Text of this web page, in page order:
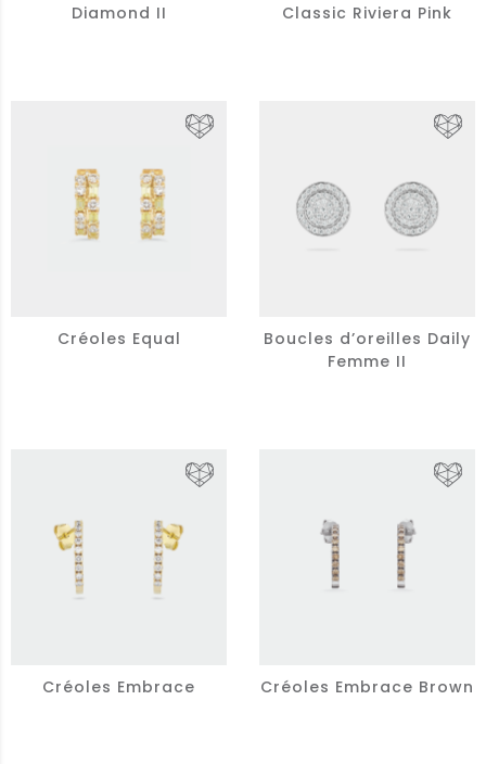
Diamond II
Classic Riviera Pink
Créoles Equal
Boucles d’oreilles Daily
Femme II
Créoles Embrace Créoles Embrace Brown